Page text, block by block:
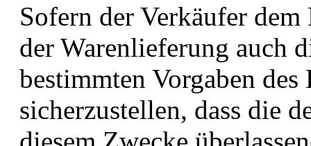
Sofern der Verkäufer
der Warenlieferung auch
bestimmten Vorgaben
sicherzustellen, dass die